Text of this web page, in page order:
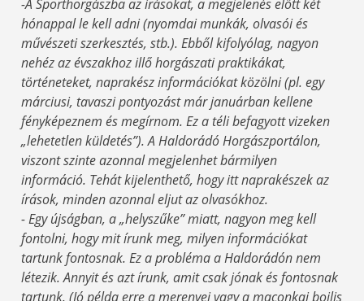
-A Sporthorgászba az írásokat, a megjelenés előtt két
hónappal le kell adni (nyomdai munkák, olvasói és
művészeti szerkesztés, stb.). Ebből kifolyólag, nagyon
nehéz az évszakhoz illő horgászati praktikákat,
történeteket, naprakész információkat közölni (pl. egy
márciusi, tavaszi pontyozást már januárban kellene
fényképeznem és megírnom. Ez a téli befagyott vizeken
„lehetetlen küldetés”). A Haldorádó Horgászportálon,
viszont szinte azonnal megjelenhet bármilyen
információ. Tehát kijelenthető, hogy itt naprakészek az
írások, minden azonnal eljut az olvasókhoz.
- Egy újságban, a „helyszűke” miatt, nagyon meg kell
fontolni, hogy mit írunk meg, milyen információkat
tartunk fontosnak. Ez a probléma a Haldorádón nem
létezik. Annyit és azt írunk, amit csak jónak és fontosnak
tartunk. (Jó példa erre a merenyei vagy a maconkai bojlis